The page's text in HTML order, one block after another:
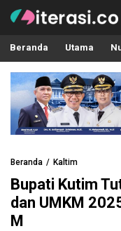
Literasi.co
Pilar Informasi
Beranda Utama
Beranda Kaltim
Bupati Kutim
dan UMKM
M